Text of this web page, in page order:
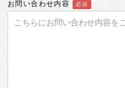
お問い合わせ内容 必須